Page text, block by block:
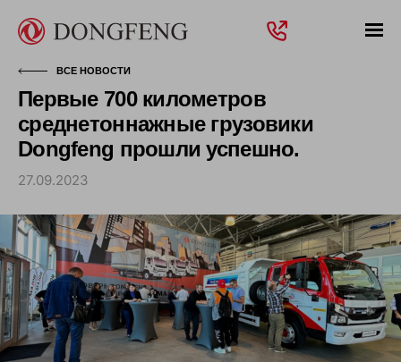
ВСЕ НОВОСТИ
Первые 700 километров
среднетоннажные грузовики
Dongfeng прошли успешно.
27.09.2023